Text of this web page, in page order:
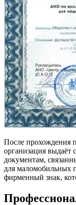
После прохождения
организация выдаёт
документам,
для маломобильных
фирменный знак,